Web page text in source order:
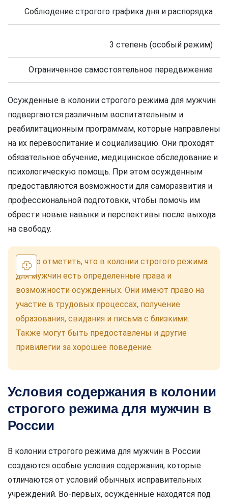
Соблюдение строгого графика дня и распорядка
3 степень (особый режим)
Ограниченное самостоятельное передвижение
Осужденные в колонии строгого режима для мужчин
подвергаются различным воспитательным и
реабилитационным программам, которые направлены
на их перевоспитание и социализацию. Они проходят
обязательное обучение, медицинское обследование и
психологическую помощь. При этом осужденным
предоставляются возможности для саморазвития и
профессиональной подготовки, чтобы помочь им
обрести новые навыки и перспективы после выхода
на свободу.
Важно отметить, что в колонии строгого режима
для мужчин есть определенные права и
возможности осужденных. Они имеют право на
участие в трудовых процессах, получение
образования, свидания и письма с близкими.
Также могут быть предоставлены и другие
привилегии за хорошее поведение.
Условия содержания в колонии
строгого режима для мужчин в
России
В колонии строгого режима для мужчин в России
создаются особые условия содержания, которые
отличаются от условий обычных исправительных
учреждений. Во-первых, осужденные находятся под